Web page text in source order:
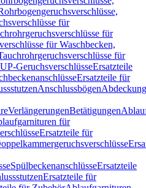
für
für
für Waschbecken,
für
UP-GeruchsverschlüsseErsatzteile
Ersatzteile für
Anschlussbögen
VerlängerungenBetätigungen
für
Ersatzteile für
SpülbeckenanschlüsseErsatzteile
Ersatzteile für